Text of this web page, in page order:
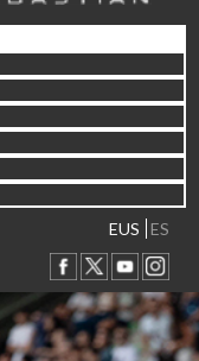
EUS ES
Abuztuaren 15a / 15 de
Abuztuaren 23a / 23 de
Abuztuaren 30a / 30 de
Irailaren 6a / 6 de
Irailaren 13a / 13 de
Irailaren 30a / 30 de